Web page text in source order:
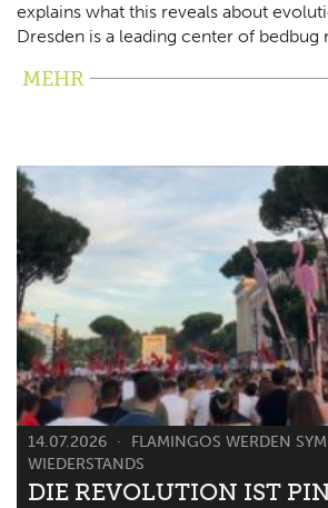
explains what this reveals about
Dresden is a leading center of bedbug
MEHR
14.07.2026
FLAMINGOS WERDEN
WIEDERSTANDS
DIE REVOLUTION IST